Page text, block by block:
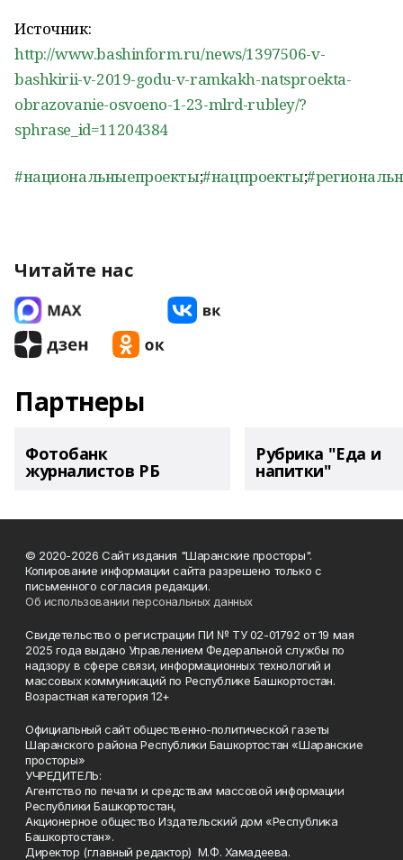
Источник:
http://www.bashinform.ru/news/1397506-v-
bashkirii-v-2019-godu-v-ramkakh-natsproekta-
obrazovanie-osvoeno-1-23-mlrd-rubley/?
sphrase_id=11204384
#национальныепроекты;#нацпроекты;
Читайте нас
Партнеры
Фотобанк
журналистов РБ
Рубрика "Еда и
напитки"
© 2020-2026 Сайт издания "Шаранские просторы".
Копирование информации сайта разрешено только с
письменного согласия редакции.
Об использовании персональных данных
Свидетельство о регистрации ПИ № ТУ 02-01792 от 19 мая
2025 года выдано Управлением Федеральной службы по
надзору в сфере связи, информационных технологий и
массовых коммуникаций по Республике Башкортостан.
Возрастная категория 12+
Официальный сайт общественно-политической газеты
Шаранского района Республики Башкортостан «Шаранские
просторы»
УЧРЕДИТЕЛЬ:
Агентство по печати и средствам массовой информации
Республики Башкортостан,
Акционерное общество Издательский дом «Республика
Башкортостан».
Директор (главный редактор) М.Ф. Хамадеева.